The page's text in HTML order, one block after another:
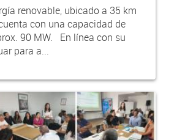
renovable, ubicado a 35 km
con una capacidad de
90 MW. En línea con su
para a...